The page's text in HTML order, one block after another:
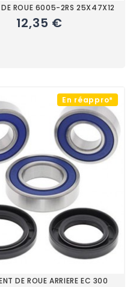
DE ROUE 6005-2RS 25X47X12
12,35 €
En réappro*
DE ROUE ARRIERE EC 300